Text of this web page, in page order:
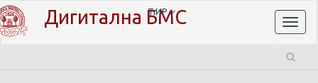
Дигитална БМС
ЋИР